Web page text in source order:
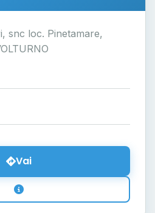
snc loc. Pinetamare,
Vai